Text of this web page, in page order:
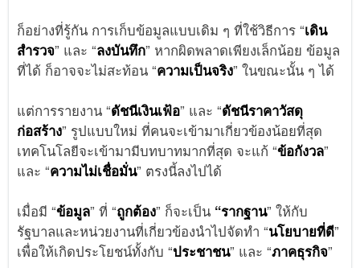
ก็อย่างที่รู้กัน การเก็บข้อมูลแบบเดิม ๆ ที่ใช้วิธีการ “เดิน
สำรวจ” และ “ลงบันทึก” หากผิดพลาดเพียงเล็กน้อย ข้อมูล
ที่ได้ ก็อาจจะไม่สะท้อน “ความเป็นจริง” ในขณะนั้น ๆ ได้
แต่การรายงาน “ดัชนีเงินเฟ้อ” และ “ดัชนีราคาวัสดุ
ก่อสร้าง” รูปแบบใหม่ ที่คนจะเข้ามาเกี่ยวข้องน้อยที่สุด
เทคโนโลยีจะเข้ามามีบทบาทมากที่สุด จะแก้ “ข้อกังวล”
และ “ความไม่เชื่อมั่น” ตรงนี้ลงไปได้
เมื่อมี “ข้อมูล” ที่ “ถูกต้อง” ก็จะเป็น “รากฐาน” ให้กับ
รัฐบาลและหน่วยงานที่เกี่ยวข้องนำไปจัดทำ “นโยบายที่ดี”
เพื่อให้เกิดประโยชน์ทั้งกับ “ประชาชน” และ “ภาคธุรกิจ”